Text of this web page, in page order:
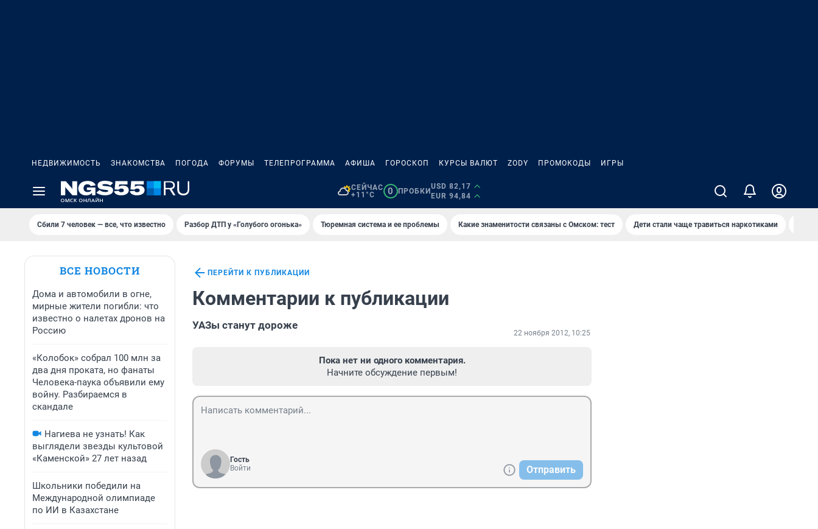
НЕДВИЖИМОСТЬ ЗНАКОМСТВА ПОГОДА ФОРУМЫ ТЕЛЕПРОГРАММА АФИША ГОРОСКОП КУРСЫ ВАЛЮТ ZODY ПРОМОКОДЫ ИГРЫ
СЕЙЧАС
+11°C
0 ПРОБКИ
USD 82,17
EUR 94,84
Сбили 7 человек — все, что известно Разбор ДТП у «Голубого огонька» Тюремная система и ее проблемы Какие знаменитости связаны с Омском: тест Дети стали чаще травиться наркотиками
ВСЕ НОВОСТИ
Дома и автомобили в огне,
мирные жители погибли: что
известно о налетах дронов на
Россию
«Колобок» собрал 100 млн за
два дня проката, но фанаты
Человека-паука объявили ему
войну. Разбираемся в
скандале
Нагиева не узнать! Как
выглядели звезды культовой
«Каменской» 27 лет назад
Школьники победили на
Международной олимпиаде
по ИИ в Казахстане
ПЕРЕЙТИ К ПУБЛИКАЦИИ
Комментарии к публикации
УАЗы станут дороже
22 ноября 2012, 10:25
Пока нет ни одного комментария.
Начните обсуждение первым!
Гость
Войти
Отправить